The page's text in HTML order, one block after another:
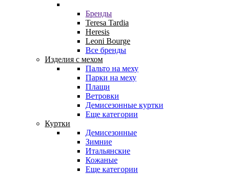
Бренды
Teresa Tardia
Heresis
Leoni Bourge
Все бренды
Изделия с мехом
Пальто на меху
Парки на меху
Плащи
Ветровки
Демисезонные куртки
Еще категории
Куртки
Демисезонные
Зимние
Итальянские
Кожаные
Еще категории